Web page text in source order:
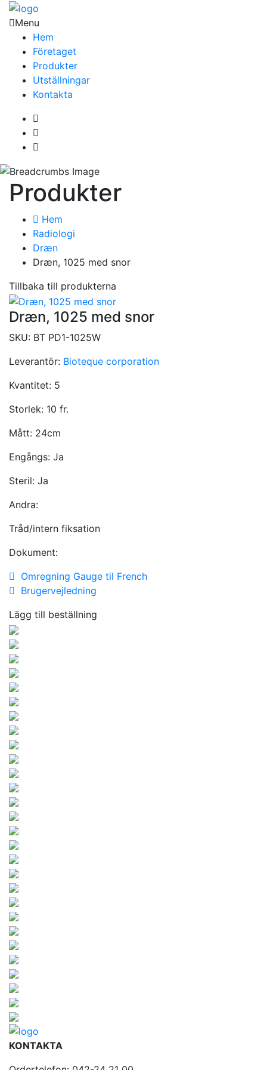
Menu
Hem
Företaget
Produkter
Utställningar
Kontakta
Produkter
Hem
Radiologi
Dræn
Dræn, 1025 med snor
Tillbaka till produkterna
Dræn, 1025 med snor
SKU: BT PD1-1025W
Leverantör: Bioteque corporation
Kvantitet: 5
Storlek: 10 fr.
Mått: 24cm
Engångs: Ja
Steril: Ja
Andra:
Tråd/intern fiksation
Dokument:
Omregning Gauge til French
Brugervejledning
Lägg till beställning
KONTAKTA